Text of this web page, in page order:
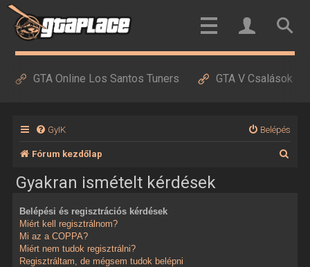
GTA Online Los Santos Tuners GTA V Csalások
GyIK Belépés
Fórum kezdőlap
Gyakran ismételt kérdések
Belépési és regisztrációs kérdések
Miért kell regisztrálnom?
Mi az a COPPA?
Miért nem tudok regisztrálni?
Regisztráltam, de mégsem tudok belépni